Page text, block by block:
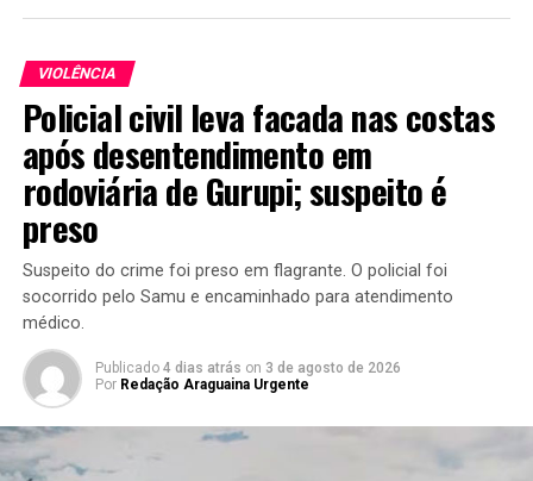
VIOLÊNCIA
Policial civil leva facada nas costas
após desentendimento em
rodoviária de Gurupi; suspeito é
preso
Suspeito do crime foi preso em flagrante. O policial foi
socorrido pelo Samu e encaminhado para atendimento
médico.
Publicado 4 dias atrás on 3 de agosto de 2026
Por Redação Araguaina Urgente